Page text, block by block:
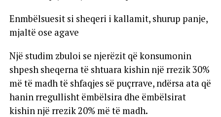
Enmbëlsuesit si sheqeri i kallamit, shurup panje,
mjaltë ose agave
Një studim zbuloi se njerëzit që konsumonin
shpesh sheqerna të shtuara kishin një rrezik 30%
më të madh të shfaqjes së puçrrave, ndërsa ata që
hanin rregullisht ëmbëlsira dhe ëmbëlsirat
kishin një rrezik 20% më të madh.